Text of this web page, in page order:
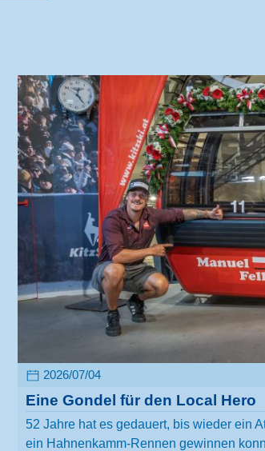
2026/07/04
Eine Gondel für den Local Hero
52 Jahre hat es gedauert, bis wieder ein
ein Hahnenkamm-Rennen gewinnen